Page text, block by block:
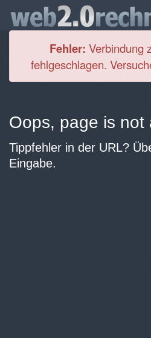
Fehler: Verbindung
fehlgeschlagen.
Oops, page is not
Tippfehler in der URL?
Eingabe.